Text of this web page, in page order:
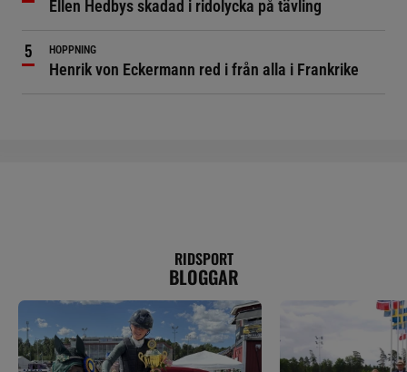
Ellen Hedbys skadad i ridolycka på tävling
HOPPNING
Henrik von Eckermann red i från alla i Frankrike
RIDSPORT
BLOGGAR